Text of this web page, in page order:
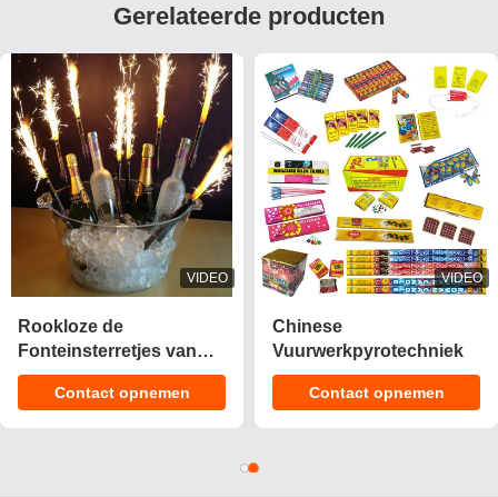
Gerelateerde producten
VIDEO
2025 Nieuwe 1.4 Pro
Cake Fireworks 200
Shots Cake
Pyrotechniek
Contact opnemen
VIDEO
CE Goedgekeurd 1.4g
UN0336 Aanpasbare
Effecten Cake Vuurwerk
Pyrotechnics voor
Contact opnemen